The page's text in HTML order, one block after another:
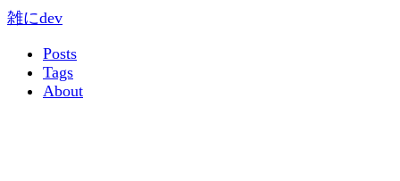
雑にdev
Posts
Tags
About